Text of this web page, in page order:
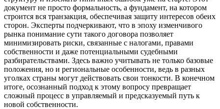
документ не просто формальность, а фундамент, на котором
строится вся транзакция, обеспечивая защиту интересов обеих
сторон. Эксперты подчеркивают, что в эпоху изменчивого
рынка понимание сути такого договора позволяет
минимизировать риски, связанные с налогами, правами
собственности и даже потенциальными судебными
разбирательствами. Здесь важно учитывать не только базовые
положения, но и региональные особенности, ведь в разных
уголках страны могут действовать свои тонкости. В конечном
итоге, осознанный подход к этому вопросу превращает
сложный процесс в управляемый и предсказуемый путь к
новой собственности.